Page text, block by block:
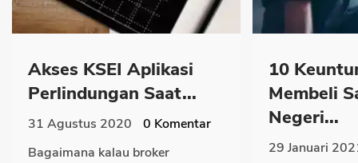
Akses KSEI Aplikasi
Perlindungan Saat...
31 Agustus 2020 0 Komentar
Bagaimana kalau broker
10
Membeli
Negeri...
29 Januari